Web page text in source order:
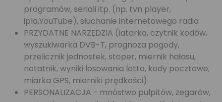
programów, seriali itp. (np. tvn player,
ipla,YouTube), słuchanie internetowego radia
PRZYDATNE NARZĘDZIA (latarka, czytnik kodów,
wyszukiwarka DVB-T, prognoza pogody,
przelicznik jednostek, stoper, miernik hałasu,
notatnik, wyniki losowania lotto, kody pocztowe,
miarka GPS, mierniki prędkości)
PERSONALIZACJA - mnóstwo pulpitów, zegarów,